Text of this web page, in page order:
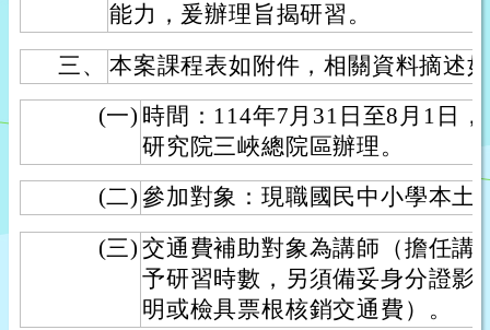
能力，爰辦理旨揭研習。
三、
本案課程表如附件，相關資料摘述
(一) 時間：114年7月31日至8月1日
研究院三峽總院區辦理。
(二) 參加對象：現職國民中小學本土
(三) 交通費補助對象為講師（擔任講
予研習時數，另須備妥身分證影
明或檢具票根核銷交通費）。